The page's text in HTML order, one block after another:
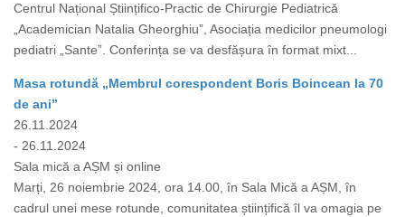
Centrul Național Științifico-Practic de Chirurgie Pediatrică
„Academician Natalia Gheorghiu”, Asociația medicilor pneumologi
pediatri „Sante”. Conferința se va desfășura în format mixt...
Masa rotundă „Membrul corespondent Boris Boincean la 70
de ani”
26.11.2024
- 26.11.2024
Sala mică a AȘM și online
Marți, 26 noiembrie 2024, ora 14.00, în Sala Mică a AȘM, în
cadrul unei mese rotunde, comunitatea științifică îl va omagia pe